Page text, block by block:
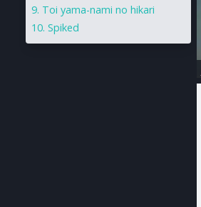
Toi yama-nami no hikari
Spiked